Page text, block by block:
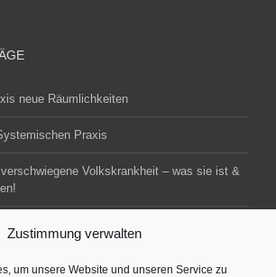
Zustimmung verwalten
um unsere Website und unseren Service zu
neue Räumlichkeiten
Praxis
Volkskrankheit – was sie ist &
Datenschutzerklärung